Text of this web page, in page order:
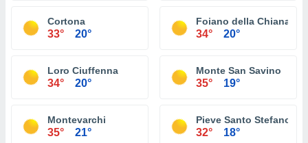
Cortona
33° 20°
Foiano della Chiana
34° 20°
Loro Ciuffenna
34° 20°
Monte San Savino
35° 19°
Montevarchi
35° 21°
Pieve Santo Stefano
32° 18°